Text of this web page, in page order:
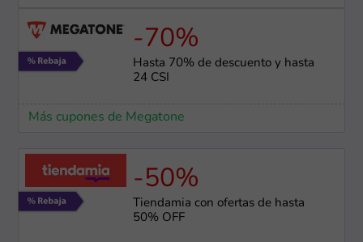
-70%
Hasta 70% de descuento y hasta
24 CSI
Más cupones de Megatone
-50%
Tiendamia con ofertas de hasta
50% OFF